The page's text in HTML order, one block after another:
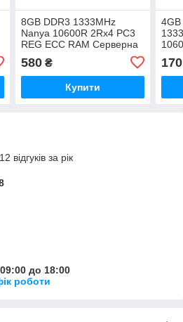
8GB DDR3 1333MHz
Nanya 10600R 2Rx4 PC3
REG ECC RAM Серверна
580₴
Купити
170
відгуків за рік
до 18:00
роботи